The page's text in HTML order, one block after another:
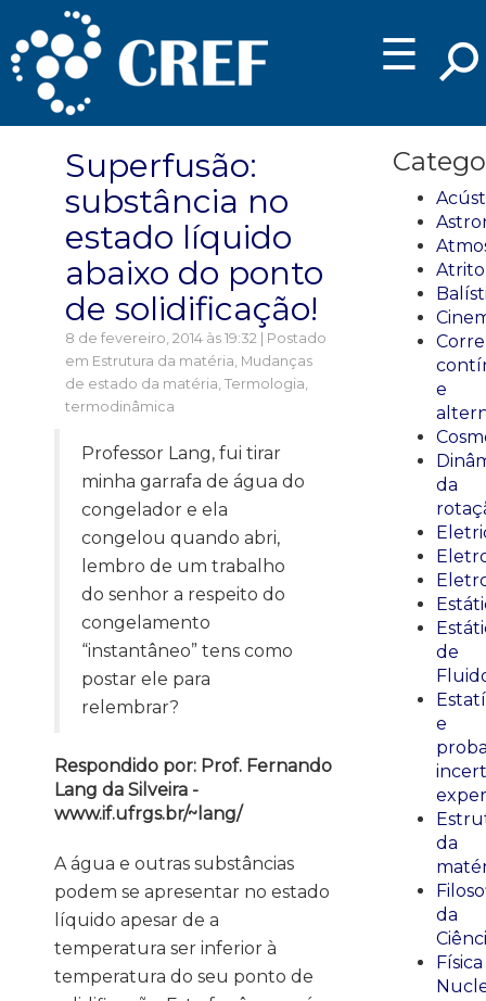
☰
Superfusão:
substância no
estado líquido
abaixo do ponto
de solidificação!
8 de fevereiro, 2014 às 19:32 | Postado
em Estrutura da matéria, Mudanças
de estado da matéria, Termologia,
termodinâmica
Professor Lang, fui tirar
minha garrafa de água do
congelador e ela
congelou quando abri,
lembro de um trabalho
do senhor a respeito do
congelamento
“instantâneo” tens como
postar ele para
relembrar?
Respondido por: Prof. Fernando
Lang da Silveira -
www.if.ufrgs.br/~lang/
A água e outras substâncias
podem se apresentar no estado
líquido apesar de a
temperatura ser inferior à
temperatura do seu ponto de
Atrito
e
da
de
e
da
da
Física